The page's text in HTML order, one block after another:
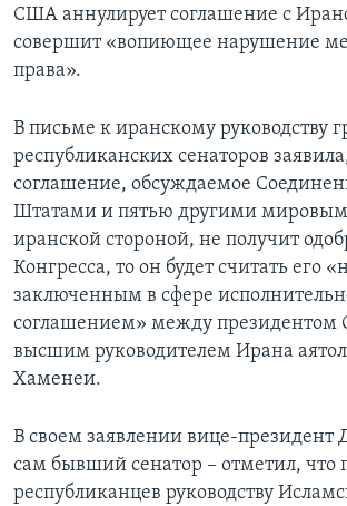
США аннулирует соглашение с
совершит «вопиющее нарушение
права».
В письме к иранскому руководству
республиканских сенаторов
соглашение, обсуждаемое
Штатами и пятью другими
иранской стороной, не получит
Конгресса, то он будет считать его
заключенным в сфере
соглашением» между президентом
высшим руководителем Ирана
Хаменеи.
В своем заявлении вице-президент
сам бывший сенатор – отметил, что
республиканцев руководству